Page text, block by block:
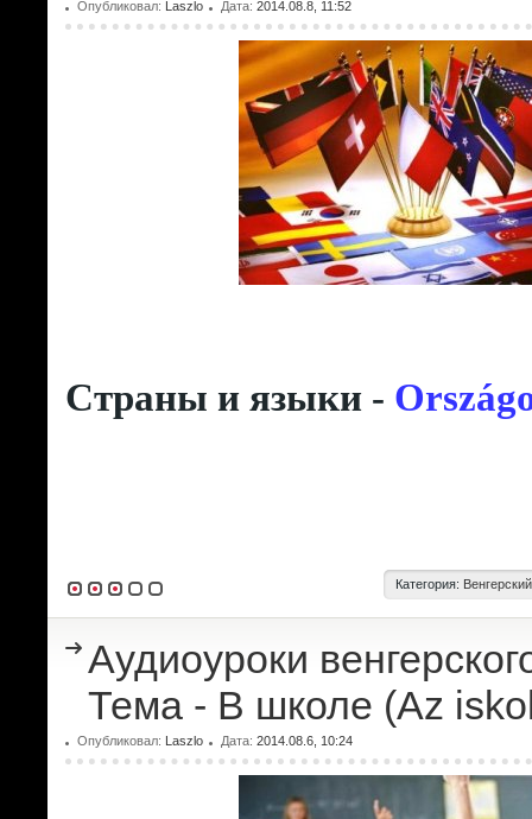
Опубликовал: Laszlo Дата: 2014.08.8, 11:52
Страны и языки -
Категория:
Аудиоуроки
Тема - В школе (Az
Опубликовал: Laszlo Дата: 2014.08.6, 10:24